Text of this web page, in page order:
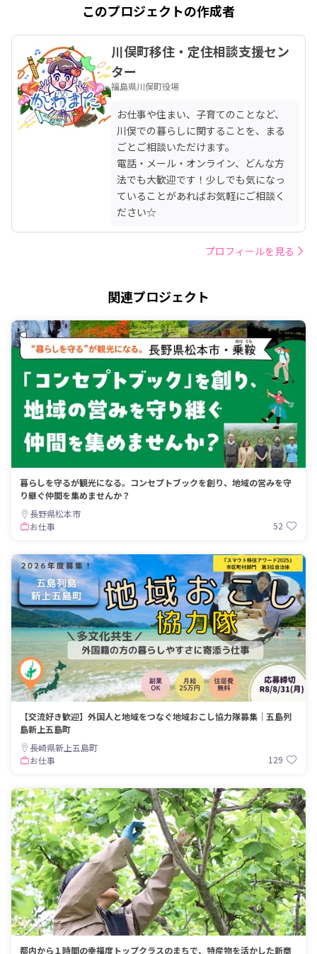
このプロジェクトの作成者
川俣町移住・定住相談支援セン
ター
福島県川俣町役場
お仕事や住まい、子育てのことなど、
川俣での暮らしに関することを、まる
ごとご相談いただけます。
電話・メール・オンライン、どんな方
法でも大歓迎です！少しでも気になっ
ていることがあればお気軽にご相談く
ださい☆
プロフィールを見る
関連プロジェクト
暮らしを守るが観光になる。コンセプトブックを創り、地域の営みを守
り継ぐ仲間を集めませんか？
長野県松本市
お仕事
52
【交流好き歓迎】外国人と地域をつなぐ地域おこし協力隊募集｜五島列
島新上五島町
長崎県新上五島町
お仕事
129
都内から１時間の幸福度トップクラスのまちで、特産物を活かした新商